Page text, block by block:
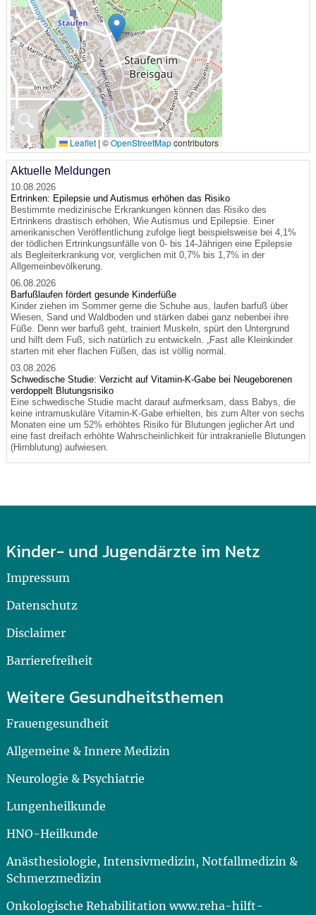
🔍
Leaflet | ©OpenStreetMapcontributors
Aktuelle Meldungen
10.08.2026
Ertrinken: Epilepsie und Autismus erhöhen das Risiko
Bestimmte medizinische Erkrankungen können das Risiko des
Ertrinkens drastisch erhöhen, Wie Autismus und Epilepsie. Einer
amerikanischen Veröffentlichung zufolge liegt beispielsweise bei 4,1%
der tödlichen Ertrinkungsunfälle von 0- bis 14-Jährigen eine Epilepsie
als Begleiterkrankung vor, verglichen mit 0,7% bis 1,7% in der
Allgemeinbevölkerung.
06.08.2026
Barfußlaufen fördert gesunde Kinderfüße
Kinder ziehen im Sommer gerne die Schuhe aus, laufen barfuß über
Wiesen, Sand und Waldboden und stärken dabei ganz nebenbei ihre
Füße. Denn wer barfuß geht, trainiert Muskeln, spürt den Untergrund
und hilft dem Fuß, sich natürlich zu entwickeln. „Fast alle Kleinkinder
starten mit eher flachen Füßen, das ist völlig normal.
03.08.2026
Schwedische Studie: Verzicht auf Vitamin-K-Gabe bei Neugeborenen
verdoppelt Blutungsrisiko
Eine schwedische Studie macht darauf aufmerksam, dass Babys, die
keine intramuskuläre Vitamin-K-Gabe erhielten, bis zum Alter von sechs
Monaten eine um 52% erhöhtes Risiko für Blutungen jeglicher Art und
eine fast dreifach erhöhte Wahrscheinlichkeit für intrakranielle Blutungen
(Hirnblutung) aufwiesen.
Kinder- und Jugendärzte im Netz
Impressum
Datenschutz
Disclaimer
Barrierefreiheit
Weitere Gesundheitsthemen
Frauengesundheit
Allgemeine & Innere Medizin
Neurologie & Psychiatrie
Lungenheilkunde
HNO-Heilkunde
Anästhesiologie, Intensivmedizin, Notfallmedizin &
Schmerzmedizin
Onkologische Rehabilitation www.reha-hilft-